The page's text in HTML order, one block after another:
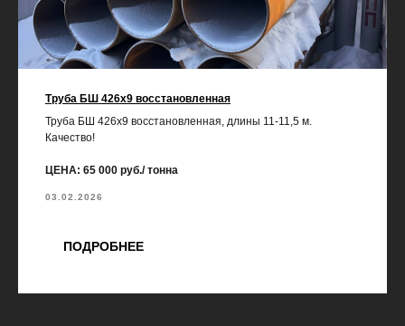
Труба БШ 426х9 восстановленная
Труба БШ 426х9 восстановленная, длины 11-11,5 м.
Качество!
ЦЕНА: 65 000 руб./ тонна
03.02.2026
ПОДРОБНЕЕ